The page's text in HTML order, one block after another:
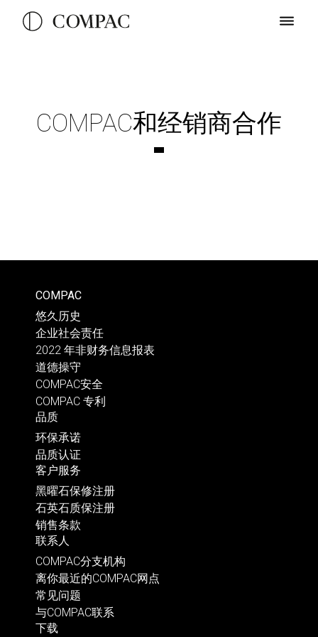
COMPAC和经销商合作
COMPAC
悠久历史
企业社会责任
2022 年非财务信息报表
道德操守
COMPAC安全
COMPAC 专利
品质
环保承诺
品质认证
客户服务
黑曜石保修注册
石英石质保注册
销售条款
联系人
COMPAC分支机构
离你最近的COMPAC网点
常见问题
与COMPAC联系
下载